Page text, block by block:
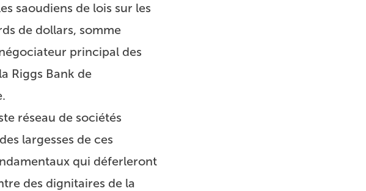
saoudiens de lois sur les
de dollars, somme
principal des
Riggs Bank de
réseau de sociétés
largesses de ces
qui déferleront
des dignitaires de la